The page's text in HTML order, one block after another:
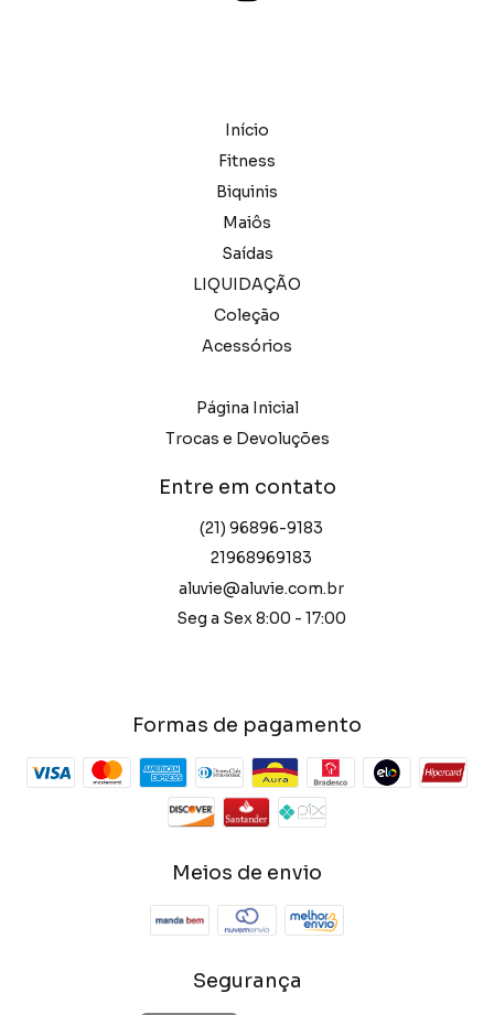
Início
Fitness
Biquinis
Maiôs
Saídas
LIQUIDAÇÃO
Coleção
Acessórios
Página Inicial
Trocas e Devoluções
Entre em contato
(21) 96896-9183
21968969183
aluvie@aluvie.com.br
Seg a Sex 8:00 - 17:00
Formas de pagamento
Meios de envio
Segurança